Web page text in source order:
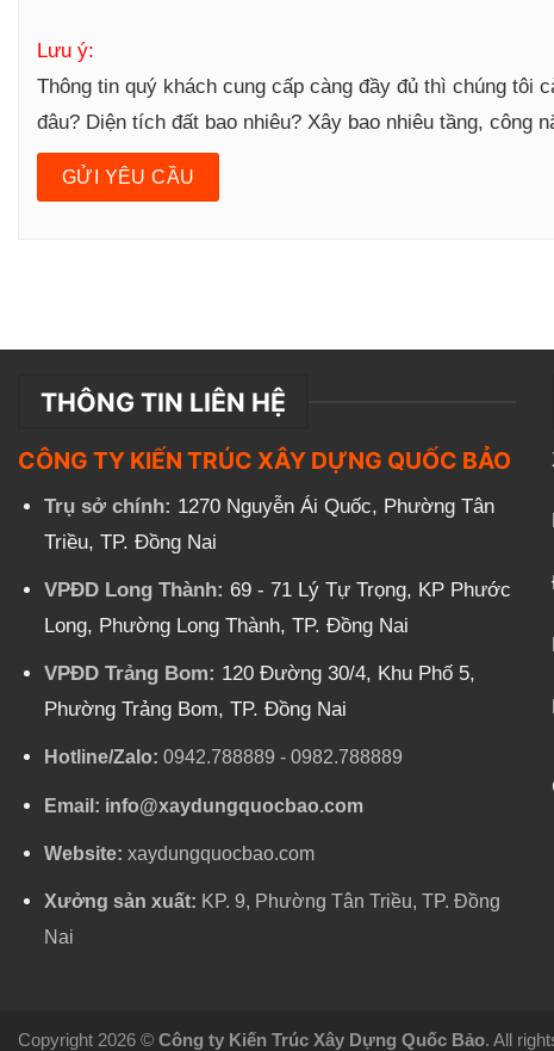
Lưu ý:
Thông tin quý khách cung cấp càng đầy đủ thì chúng
đâu? Diện tích đất bao nhiêu? Xây bao nhiêu tầng, công
THÔNG TIN LIÊN HỆ
CÔNG TY KIẾN TRÚC XÂY DỰNG QUỐC BẢO
Trụ sở chính: 1270 Nguyễn Ái Quốc, Phường Tân
Triều, TP. Đồng Nai
VPĐD Long Thành: 69 - 71 Lý Tự Trọng, KP Phước
Long, Phường Long Thành, TP. Đồng Nai
VPĐD Trảng Bom: 120 Đường 30/4, Khu Phố 5,
Phường Trảng Bom, TP. Đồng Nai
Hotline/Zalo: 0942.788889 - 0982.788889
Email: info@xaydungquocbao.com
Website: xaydungquocbao.com
Xưởng sản xuất: KP. 9, Phường Tân Triều, TP. Đồng
Nai
Copyright 2026 © Công ty Kiến Trúc Xây Dựng Quốc Bảo. All